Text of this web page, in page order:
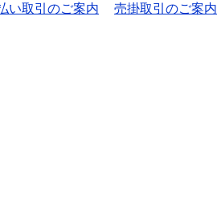
い取引のご案内 売掛取引のご案内